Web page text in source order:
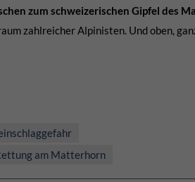
zum schweizerischen Gipfel des
zahlreicher Alpinisten. Und oben,
am Matterhorn